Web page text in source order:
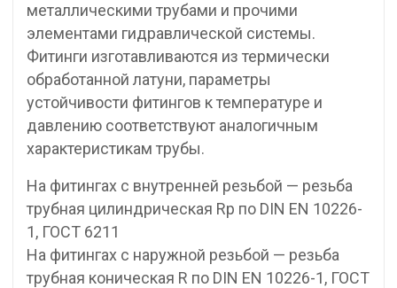
металлическими трубами и прочими
элементами гидравлической системы.
Фитинги изготавливаются из термически
обработанной латуни, параметры
устойчивости фитингов к температуре и
давлению соответствуют аналогичным
характеристикам трубы.
На фитингах с внутренней резьбой — резьба
трубная цилиндрическая Rp по DIN EN 10226-
1, ГОСТ 6211
На фитингах с наружной резьбой — резьба
трубная коническая R по DIN EN 10226-1, ГОСТ